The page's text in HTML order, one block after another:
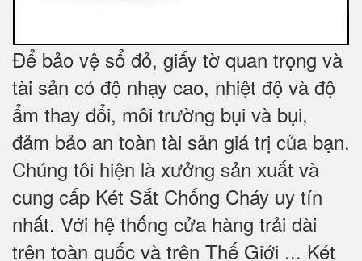
Để bảo vệ sổ đỏ, giấy tờ quan trọng và
tài sản có độ nhạy cao, nhiệt độ và độ
ẩm thay đổi, môi trường bụi và bụi,
đảm bảo an toàn tài sản giá trị của bạn.
Chúng tôi hiện là xưởng sản xuất và
cung cấp Két Sắt Chống Cháy uy tín
nhất. Với hệ thống cửa hàng trải dài
trên toàn quốc và trên Thế Giới ... Két